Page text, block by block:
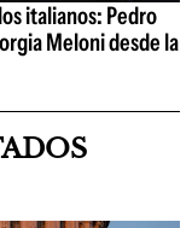
italianos: Pedro
Meloni desde la